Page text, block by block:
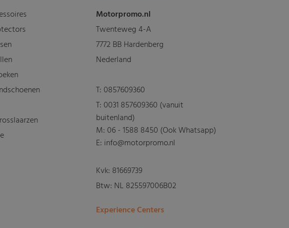
Motorpromo.nl
Twenteweg 4-A
7772 BB Hardenberg
Nederland
T:0857609360
T:0031 857609360 (vanuit
buitenland)
M:06 - 1588 8450 (Ook Whatsapp)
E: info@motorpromo.nl
Kvk: 81669739
Btw: NL 825597006B02
Experience Centers